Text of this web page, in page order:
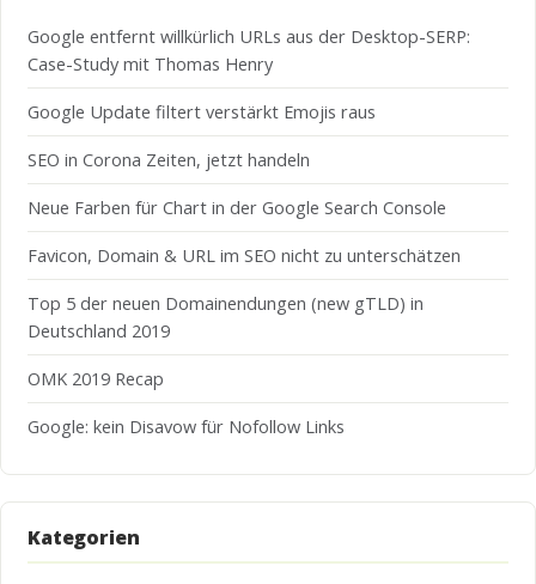
Google entfernt willkürlich URLs aus der Desktop-SERP:
Case-Study mit Thomas Henry
Google Update filtert verstärkt Emojis raus
SEO in Corona Zeiten, jetzt handeln
Neue Farben für Chart in der Google Search Console
Favicon, Domain & URL im SEO nicht zu unterschätzen
Top 5 der neuen Domainendungen (new gTLD) in
Deutschland 2019
OMK 2019 Recap
Google: kein Disavow für Nofollow Links
Kategorien